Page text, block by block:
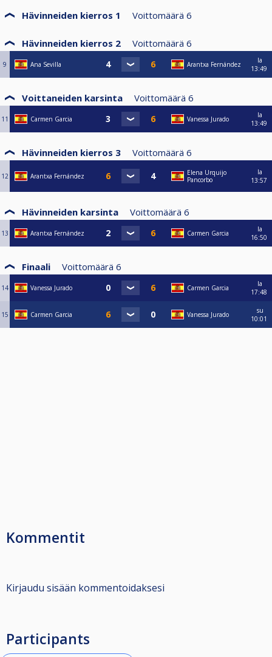
Hävinneiden kierros 1 Voittomäärä 6
Hävinneiden kierros 2 Voittomäärä 6
9 Ana Sevilla Arantxa Fernández
la
13:49
Voittaneiden karsinta Voittomäärä 6
11 Carmen Garcia Vanessa Jurado
la
13:49
Hävinneiden kierros 3 Voittomäärä 6
12 Arantxa Fernández
Elena Urquijo
Pancorbo
la
13:57
Hävinneiden karsinta Voittomäärä 6
13 Arantxa Fernández Carmen Garcia
la
16:50
Finaali Voittomäärä 6
14 Vanessa Jurado Carmen Garcia
la
17:48
15 Carmen Garcia Vanessa Jurado
su
10:01
Kommentit
Kirjaudu sisään kommentoidaksesi
Participants